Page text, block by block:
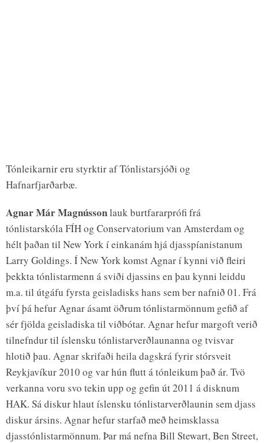
Tónleikarnir eru styrktir af Tónlistarsjóði og
Hafnarfjarðarbæ.
Agnar Már Magnússonlauk burtfararprófi frá
tónlistarskóla FÍH og Conservatorium van Amsterdam og
hélt þaðan til New York í einkanám hjá djasspíanistanum
Larry Goldings. Í New York komst Agnar í kynni við fleiri
þekkta tónlistarmenn á sviði djassins en þau kynni leiddu
m.a. til útgáfu fyrsta geisladisks hans sem ber nafnið 01. Frá
því þá hefur Agnar ásamt öðrum tónlistarmönnum gefið af
sér fjölda geisladiska til viðbótar. Agnar hefur margoft verið
tilnefndur til íslensku tónlistarverðlaunanna og tvisvar
hlotið þau. Agnar skrifaði heila dagskrá fyrir stórsveit
Reykjavíkur 2010 og var hún flutt á tónleikum það ár. Tvö
verkanna voru svo tekin upp og gefin út 2011 á disknum
HAK. Sá diskur hlaut íslensku tónlistarverðlaunin sem djass
diskur ársins. Agnar hefur starfað með heimsklassa
djasstónlistarmönnum. Þar má nefna Bill Stewart, Ben Street,